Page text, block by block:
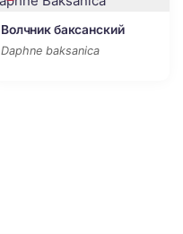
Волчник баксанский
Daphne baksanica